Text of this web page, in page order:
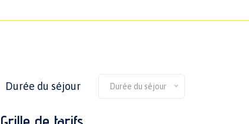
Durée du séjour Durée du séjour